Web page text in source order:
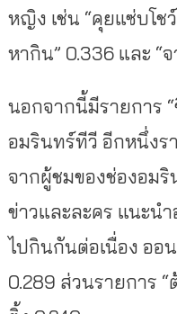
หญิง เช่น “คุยแซ่บโช
หากิน” 0.336 และ “
นอกจากนี้มีรายการ
อมรินทร์ทีวี อีกหนึ่งร
จากผู้ชมของช่องอม
ข่าวและละคร แนะน
ไปกินกันต่อเนื่อง ออ
0.289 ส่วนรายการ “